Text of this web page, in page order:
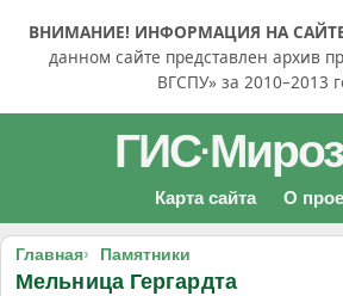
ВНИМАНИЕ! ИНФОРМАЦИЯ НА САЙТЕ
данном сайте представлен архив
ВГСПУ» за 2010–2013
ГИС·
Карта сайта О
Главная Памятники
Мельница Гергардта